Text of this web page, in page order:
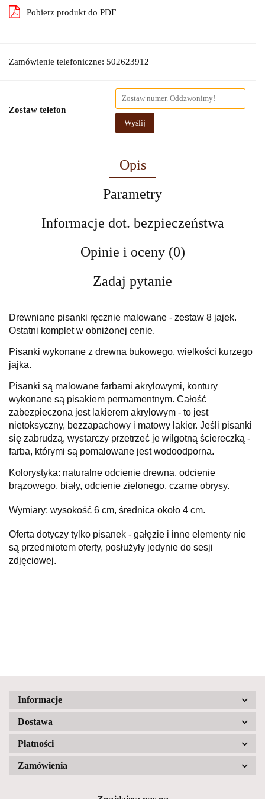
Pobierz produkt do PDF
Zamówienie telefoniczne: 502623912
Zostaw telefon
Wyślij
Opis
Parametry
Informacje dot. bezpieczeństwa
Opinie i oceny (0)
Zadaj pytanie
Drewniane pisanki ręcznie malowane - zestaw 8 jajek.
Ostatni komplet w obniżonej cenie.
Pisanki wykonane z drewna bukowego, wielkości kurzego
jajka.
Pisanki są malowane farbami akrylowymi, kontury
wykonane są pisakiem permamentnym. Całość
zabezpieczona jest lakierem akrylowym - to jest
nietoksyczny, bezzapachowy i matowy lakier. Jeśli pisanki
się zabrudzą, wystarczy przetrzeć je wilgotną ściereczką -
farba, którymi są pomalowane jest wodoodporna.
Kolorystyka: naturalne odcienie drewna, odcienie
brązowego, biały, odcienie zielonego, czarne obrysy.
Wymiary: wysokość 6 cm, średnica około 4 cm.
Oferta dotyczy tylko pisanek - gałęzie i inne elementy nie
są przedmiotem oferty, posłużyły jedynie do sesji
zdjęciowej.
Informacje
Dostawa
Płatności
Zamówienia